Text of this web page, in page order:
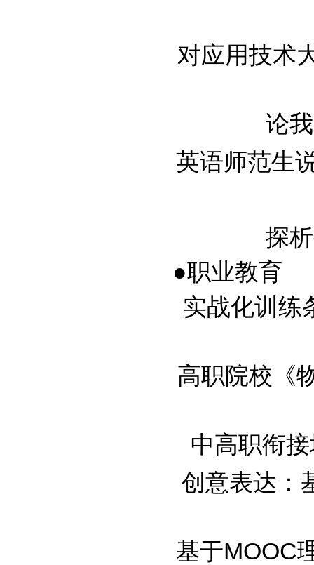
对应用技术
论
英语师范生
探
●职业教育
实战化训练
高职院校《
中高职衔
创意表达：
基于MOOC